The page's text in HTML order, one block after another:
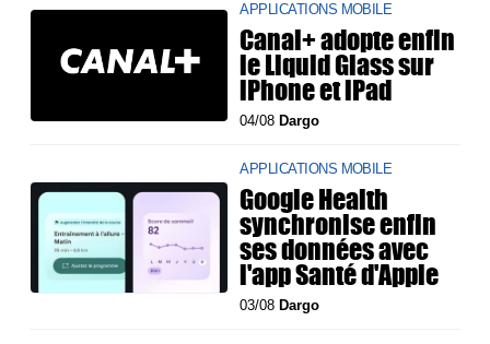
APPLICATIONS MOBILE
Canal+ adopte enfin
le Liquid Glass sur
iPhone et iPad
04/08 Dargo
APPLICATIONS MOBILE
Google Health
synchronise enfin
ses données avec
l'app Santé d'Apple
03/08 Dargo